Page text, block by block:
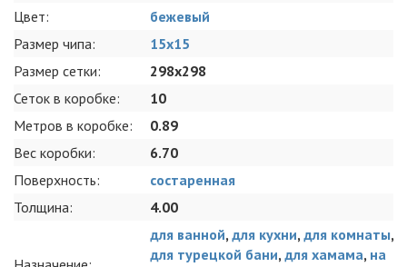
Цвет:
бежевый
Размер чипа:
15x15
Размер сетки:
298x298
Сеток в коробке:
10
Метров в коробке:
0.89
Вес коробки:
6.70
Поверхность:
состаренная
Толщина:
4.00
для ванной, для кухни, для комнаты,
для турецкой бани, для хамама, на